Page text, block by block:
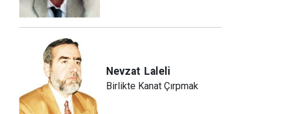
Nevzat Laleli
Birlikte Kanat Çırpmak